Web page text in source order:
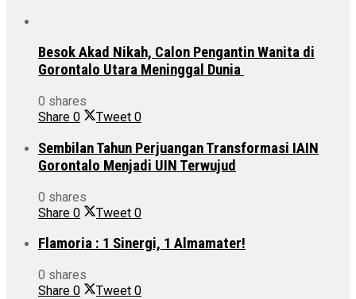
Besok Akad Nikah, Calon Pengantin Wanita di
Gorontalo Utara Meninggal Dunia
0 shares
Share 0 Tweet 0
Sembilan Tahun Perjuangan Transformasi IAIN
Gorontalo Menjadi UIN Terwujud
0 shares
Share 0 Tweet 0
Flamoria : 1 Sinergi, 1 Almamater!
0 shares
Share 0 Tweet 0